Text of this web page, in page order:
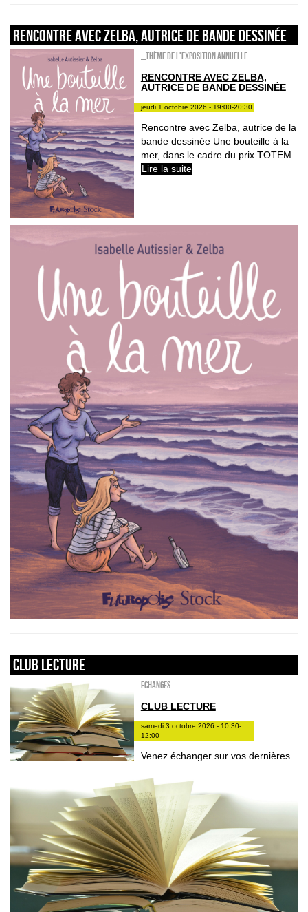
Rencontre avec Zelba, autrice de bande dessinée
_Thème de l'exposition annuelle
RENCONTRE AVEC ZELBA,
AUTRICE DE BANDE DESSINÉE
jeudi 1 octobre 2026 - 19:00-20:30
Rencontre avec Zelba, autrice de la
bande dessinée Une bouteille à la
mer, dans le cadre du prix TOTEM.
Lire la suite
Club lecture
ECHANGES
CLUB LECTURE
samedi 3 octobre 2026 - 10:30-
12:00
Venez échanger sur vos dernières